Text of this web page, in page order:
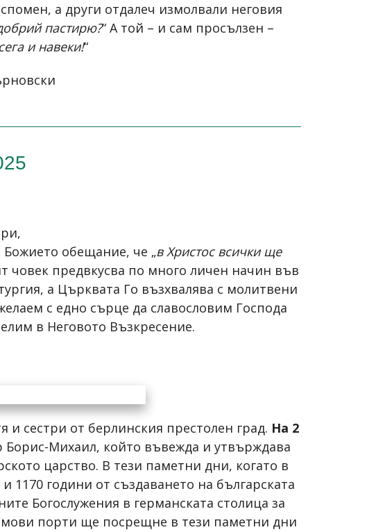
а други отдалеч измолвали неговия
пастирю?“ А той – и сам просълзен –
и навеки!“
Божието обещание, че „в Христос всички ще
човек предвкусва по много личен начин във
а Църквата Го възхвалява с молитвени
с едно сърце да славословим Господа
в Неговото Възкресение.
сестри от берлинския престолен град. На 2
Борис-Михаил, който въвежда и утвърждава
царство. В тези паметни дни, когато в
1170 години от създаването на българската
Богослужения в германската столица за
порти ще посрещне в тези паметни дни